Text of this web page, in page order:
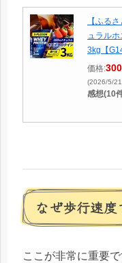
【ふる
ュラル
3kg【
価格:
(2026/5/
感想(10
なぜ歩行速
ここが非常に重要で